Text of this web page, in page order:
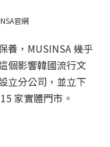
官網
養，MUSINSA 幾乎
個影響韓國流行文
立分公司，並立下
家實體門市。